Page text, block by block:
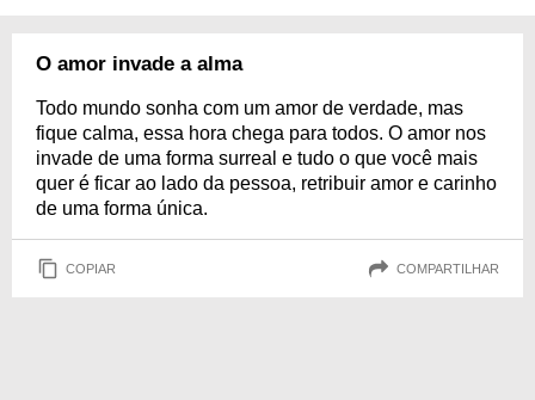
O amor invade a alma
Todo mundo sonha com um amor de verdade, mas
fique calma, essa hora chega para todos. O amor nos
invade de uma forma surreal e tudo o que você mais
quer é ficar ao lado da pessoa, retribuir amor e carinho
de uma forma única.
COPIAR COMPARTILHAR